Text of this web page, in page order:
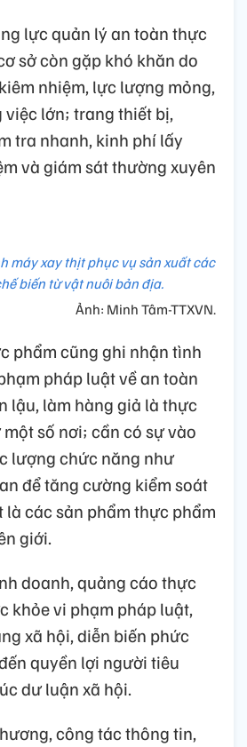
lực quản lý an toàn thực
sở còn gặp khó khăn do
nhiệm, lực lượng mỏng,
lớn; trang thiết bị,
tra nhanh, kinh phí lấy
và giám sát thường xuyên
máy xay thịt phục vụ sản xuất các
biến từ vật nuôi bản địa.
Ảnh: Minh Tâm-TTXVN.
phẩm cũng ghi nhận tình
pháp luật về an toàn
lậu, làm hàng giả là thực
số nơi; cần có sự vào
lượng chức năng như
để tăng cường kiểm soát
các sản phẩm thực phẩm
giới.
doanh, quảng cáo thực
khỏe vi phạm pháp luật,
xã hội, diễn biến phức
quyền lợi người tiêu
dư luận xã hội.
công tác thông tin,